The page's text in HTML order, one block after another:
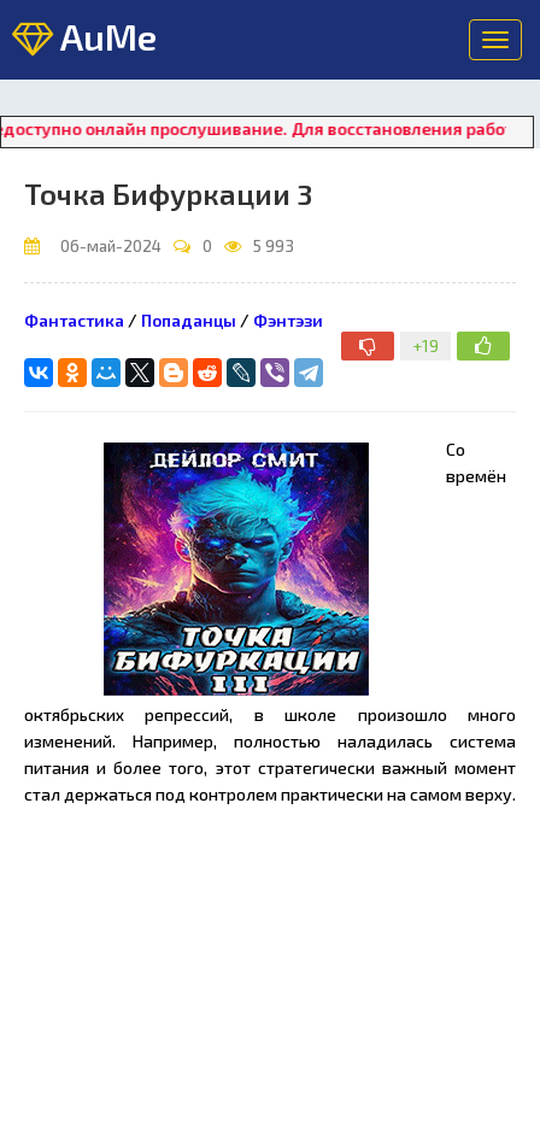
AuMe
прослушивание. Для восстановления работы плеера
Точка Бифуркации 3
06-май-2024 0 5 993
+19
Фантастика / Попаданцы / Фэнтэзи
Со
времён
октябрьских репрессий, в школе произошло много
изменений. Например, полностью наладилась система
питания и более того, этот стратегически важный момент
стал держаться под контролем практически на самом верху.